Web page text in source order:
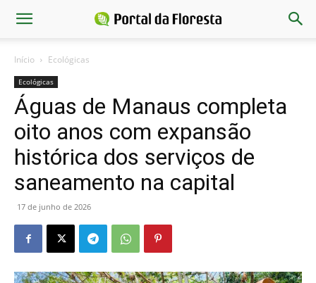
Início Ecológicas
Ecológicas
Águas de Manaus completa
oito anos com expansão
histórica dos serviços de
saneamento na capital
17 de junho de 2026